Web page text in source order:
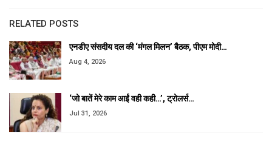
RELATED POSTS
एनडीए संसदीय दल की ‘मंगल मिलन’ बैठक, पीएम मोदी…
Aug 4, 2026
‘जो बातें मेरे काम आईं वही कही…’, ट्रोलर्स…
Jul 31, 2026